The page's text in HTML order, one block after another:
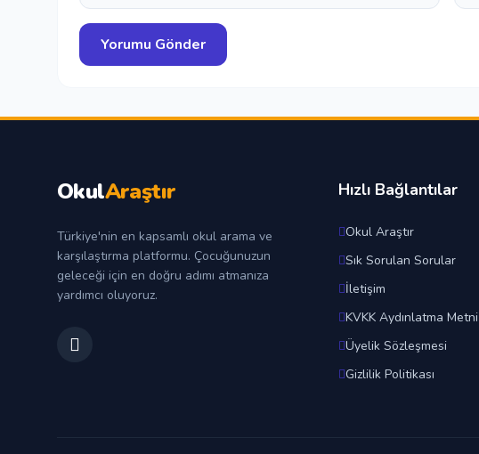
OkulAraştır
Türkiye'nin en kapsamlı okul arama ve
karşılaştırma platformu. Çocuğunuzun
geleceği için en doğru adımı atmanıza
yardımcı oluyoruz.
Hızlı Bağlantılar
Okul Araştır
Sık Sorulan Sorular
İletişim
KVKK Aydınlatma Metni
Üyelik Sözleşmesi
Gizlilik Politikası